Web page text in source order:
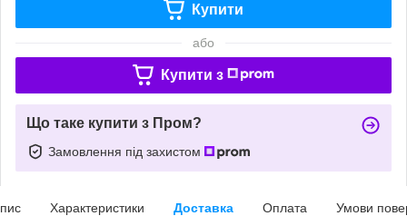
Купити
або
Купити з
Що таке купити з Пром?
Замовлення під захистом
Характеристики Доставка Оплата Умови